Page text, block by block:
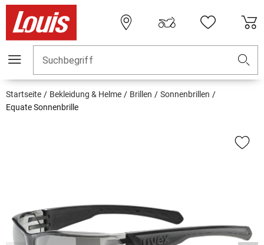
Suchbegriff
Startseite Bekleidung & Helme Brillen
Sonnenbrillen
Equate Sonnenbrille